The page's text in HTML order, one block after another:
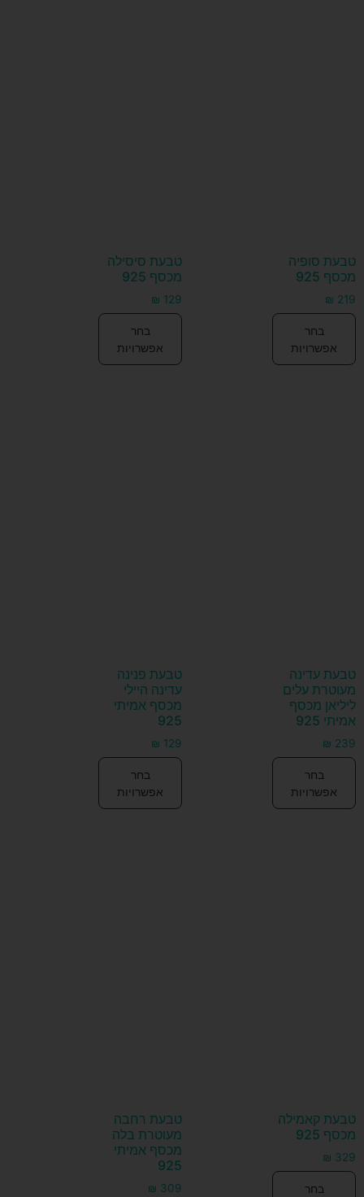
טבעת סופיה
מכסף 925
₪ 219
בחר
אפשרויות
טבעת סיסילה
מכסף 925
₪ 129
בחר
אפשרויות
טבעת עדינה
מעוטרת עלים
ליליאן מכסף
אמיתי 925
₪ 239
בחר
אפשרויות
טבעת פנינה
עדינה היילי
מכסף אמיתי
925
₪ 129
בחר
אפשרויות
טבעת קאמילה
מכסף 925
₪ 329
בחר
טבעת רחבה
מעוטרת בלה
מכסף אמיתי
925
₪ 309